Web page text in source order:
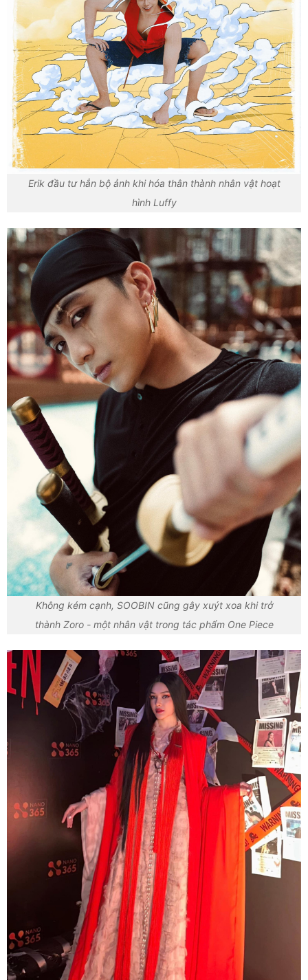
Erik đầu tư hẳn bộ ảnh khi hóa thân thành nhân vật hoạt
hình Luffy
Không kém cạnh, SOOBIN cũng gây xuýt xoa khi trở
thành Zoro - một nhân vật trong tác phẩm One Piece